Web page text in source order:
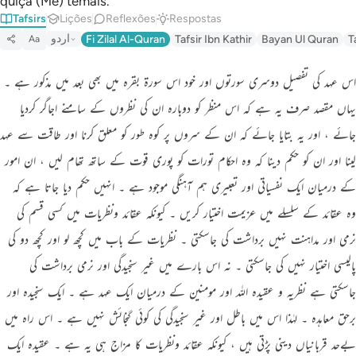
Tafsirs Lições Reflexões Respostas
Aa اردو Fi Zilal Al-Quran Tafsir Ibn Kathir Bayan Ul Quran
اس عہد کی تفصیل دوسری سورتوں اور خود اس سورة بقرہ میں بھی بعد میں مذکور ہے ۔
یہاں مقصد صرف یہ ہے کہ اس منظر کو دوبارہ ان کی نظروں کے سامنے اجاگر کردیا
جائے ، اور یہ بتایا جائے کہ ان کے سروں پر کوہ طور کو معلق کرنا اور طاقت سے عہد
لینا اور ان کو حکم دینا کہ وہ احکام تورات کو پوری قوت کے ساتھ تھام لیں ، ان امور
کے درمیان ایک نفسیاتی اور تعبیری ہم آہنگی موجود ہے ۔ انہیں حکم دیا جاتا ہے کہ
وہ عقائد کے سلسلے میں عزیمت اختیار کریں ۔ کیونکہ عقائد ونظریات میں کسی قسم کی
نرمی اور مداہنت نہیں برداشت کی جاسکتی ۔ نظریات کے باب میں کچھ لو اور کچھ دو کی
پالیسی اختیار نہیں کی جاسکتی ۔ نہ اس بارے میں غیر سنجیدگی اور نرمی برداشت کی
جاسکتی ہے نظریہ و عقیدہ اللہ اور مومنین کے درمیان ایک عہد ہے ۔ ایک سنجیدہ اور
برحق معاہدہ ۔ لہٰذا اس میں باطل اور غیر سنجیدگی کی کوئی گنجائش نہیں ہے ۔ اس راہ میں
بےحد قربانیاں دینی پڑتی ہیں ، کیونکہ عقائد ونظریات کا مزاج ہی یہ ہے ۔ عقیدہ ایک